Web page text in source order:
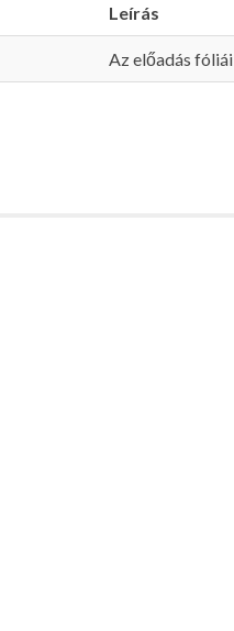
Leírás
Az előadás fóliái